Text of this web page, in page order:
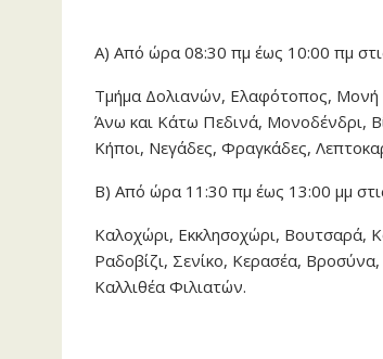
Α) Από ώρα 08:30 πμ έως 10:00 πμ
Τμήμα Δολιανών, Ελαφότοπος, Μονή
Άνω και Κάτω Πεδινά, Μονοδένδρι,
Κήποι, Νεγάδες, Φραγκάδες,
Β) Από ώρα 11:30 πμ έως 13:00 μμ
Καλοχώρι, Εκκλησοχώρι, Βουτσαρά,
Ραδοβίζι, Σενίκο, Κερασέα,
Καλλιθέα Φιλιατών.